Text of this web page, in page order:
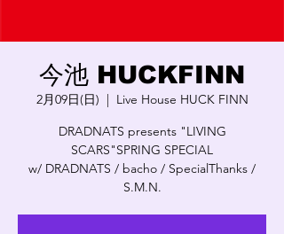
今池 HUCKFINN
2月09日(日)
  |
Live House HUCK FINN
DRADNATS presents "LIVING
SCARS"SPRING SPECIAL
w/ DRADNATS / bacho / SpecialThanks /
S.M.N.